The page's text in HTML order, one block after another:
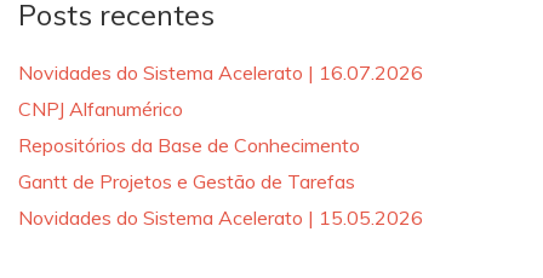
Posts recentes
Novidades do Sistema Acelerato | 16.07.2026
CNPJ Alfanumérico
Repositórios da Base de Conhecimento
Gantt de Projetos e Gestão de Tarefas
Novidades do Sistema Acelerato | 15.05.2026